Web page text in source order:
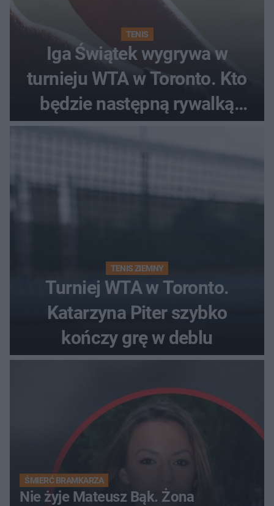
TENIS
Iga Świątek wygrywa w
turnieju WTA w Toronto. Kto
będzie następną rywalką
Polki?
TENIS ZIEMNY
Turniej WTA w Toronto.
Katarzyna Piter szybko
kończy grę w deblu
ŚMIERĆ BRAMKARZA
Nie żyje Mateusz Bąk. Żona